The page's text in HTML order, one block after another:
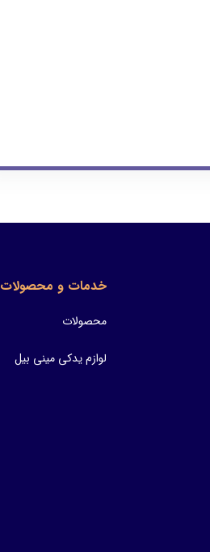
خدمات و محصولات
محصولات
لوازم یدکی مینی بیل